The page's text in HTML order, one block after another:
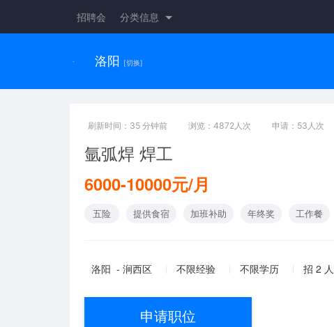
招聘会 分类信息
洛阳 [切换]
刷新时间：35 分钟前 浏览：4872人次 申请：53人次
氩弧焊 焊工
6000-10000元/月
五险 提供食宿 加班补助 年终奖 工作餐
洛阳 - 涧西区 不限经验 不限学历 招 2 人
申请职位